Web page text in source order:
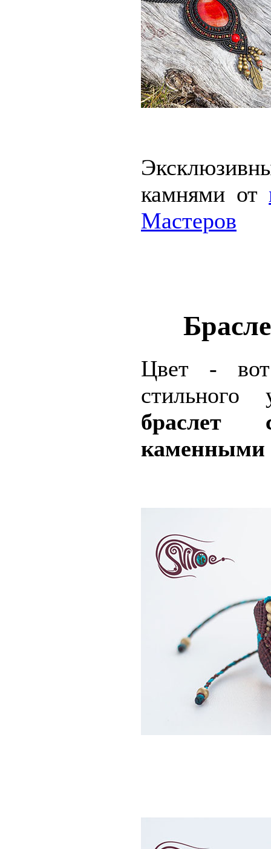
камнями от
Мастеров
Цвет - вот
браслет
каменными